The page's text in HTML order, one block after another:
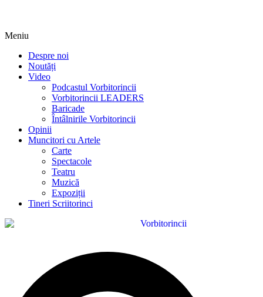
Meniu
Despre noi
Noutăți
Video
Podcastul Vorbitorincii
Vorbitorincii LEADERS
Baricade
Întâlnirile Vorbitorincii
Opinii
Muncitori cu Artele
Carte
Spectacole
Teatru
Muzică
Expoziții
Tineri Scriitorinci